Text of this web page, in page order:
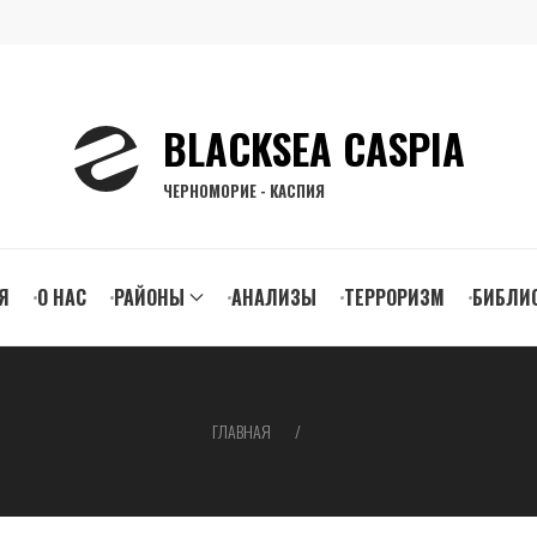
BLACKSEA CASPIA
ЧЕРНОМОРИЕ - КАСПИЯ
О НАС РАЙОНЫ АНАЛИЗЫ ТЕРРОРИЗМ
ГЛАВНАЯ